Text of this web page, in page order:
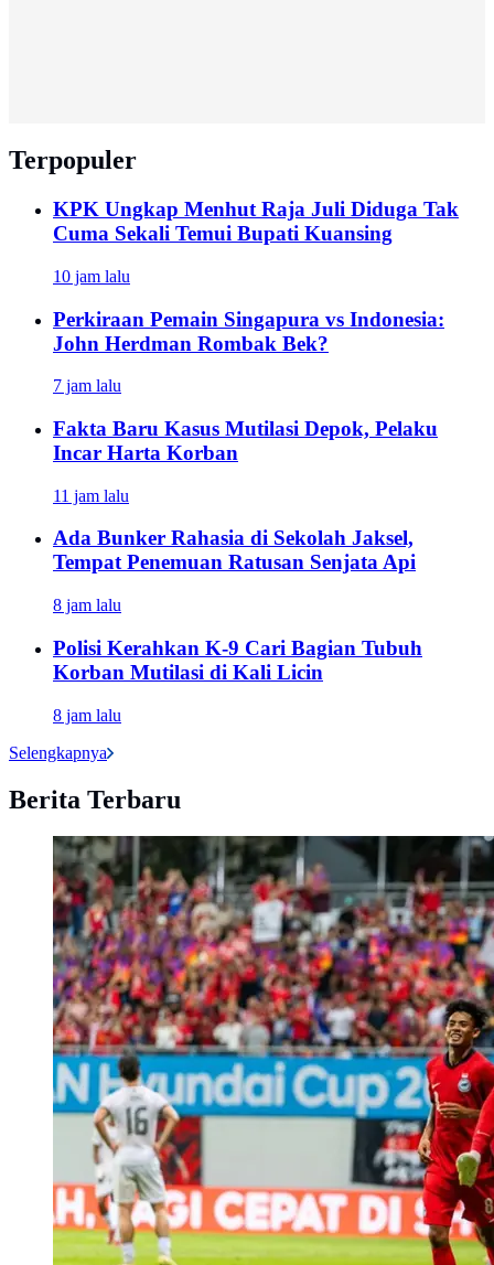
Terpopuler
KPK Ungkap Menhut Raja Juli Diduga Tak
Cuma Sekali Temui Bupati Kuansing
10 jam lalu
Perkiraan Pemain Singapura vs Indonesia:
John Herdman Rombak Bek?
7 jam lalu
Fakta Baru Kasus Mutilasi Depok, Pelaku
Incar Harta Korban
11 jam lalu
Ada Bunker Rahasia di Sekolah Jaksel,
Tempat Penemuan Ratusan Senjata Api
8 jam lalu
Polisi Kerahkan K-9 Cari Bagian Tubuh
Korban Mutilasi di Kali Licin
8 jam lalu
Selengkapnya
Berita Terbaru